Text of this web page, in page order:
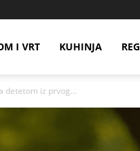
I VRT KUHINJA
detetom iz prvog...